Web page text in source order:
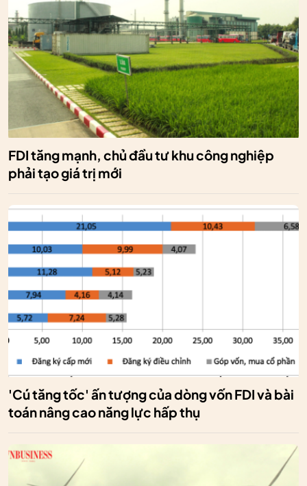
FDI tăng mạnh, chủ đầu tư khu công nghiệp
phải tạo giá trị mới
'Cú tăng tốc' ấn tượng của dòng vốn FDI và bài
toán nâng cao năng lực hấp thụ